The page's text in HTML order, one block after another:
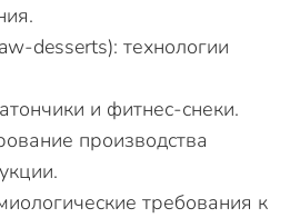
desserts): технологии
и фитнес-снеки.
производства
требования к